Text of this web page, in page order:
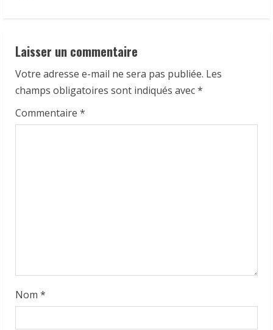
u
e
R
Laisser un commentaire
Votre adresse e-mail ne sera pas publiée. Les
champs obligatoires sont indiqués avec*
Commentaire *
Nom *